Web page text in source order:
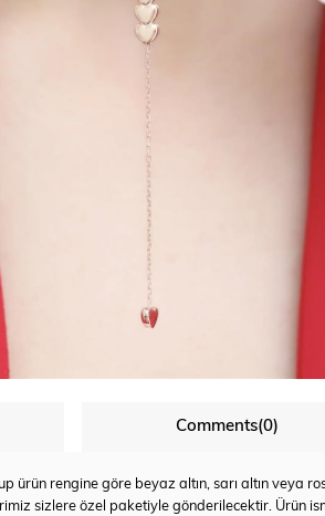
Comments(0)
ürün rengine göre beyaz altın, sarı altın veya
sizlere özel paketiyle gönderilecektir. Ürün